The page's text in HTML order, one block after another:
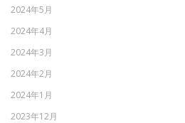
2024年5月
2024年4月
2024年3月
2024年2月
2024年1月
2023年12月